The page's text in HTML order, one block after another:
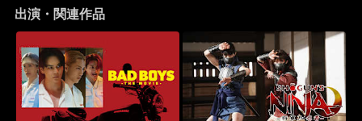
出演・関連作品